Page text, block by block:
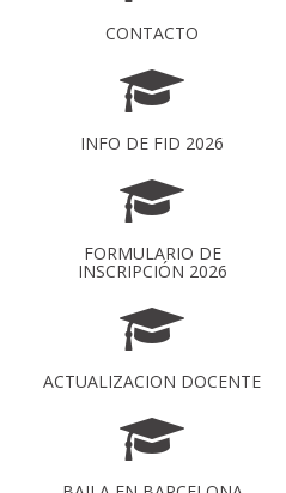
CONTACTO
INFO DE FID 2026
FORMULARIO DE
INSCRIPCIÓN 2026
ACTUALIZACION DOCENTE